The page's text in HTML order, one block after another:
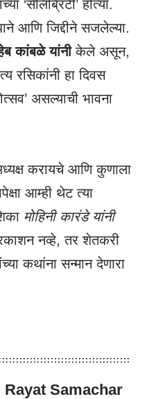
‘सेलिब्रिटी’ होत्या.
आणि जिद्दीने सजलेल्या.
कांबळे यांनीकेले असून,
रसिकांनी हा दिवस
असल्याची भावना
करायचे आणि कुणाला
आम्ही थेट त्या
मोहिनी कारंडे यांनी
नव्हे, तर शेतकरी
कथांना सन्मान देणारा
Samachar